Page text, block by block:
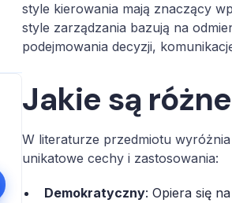
style kierowania mają znaczący
style zarządzania bazują na
podejmowania decyzji,
Jakie są
W literaturze przedmiotu
unikatowe cechy i zastosowania:
Demokratyczny: Opiera się